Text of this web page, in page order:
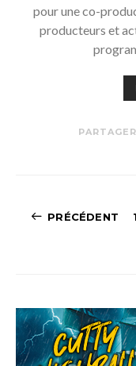
pour une co-
producteurs et
PARTAGER
PRÉCÉDENT 1